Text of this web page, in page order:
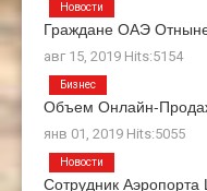
Граждане ОАЭ
авг 15, 2019 Hits:5154
Новости
Объем Онлайн-
янв 01, 2019 Hits:5055
Бизнес
Сотрудник
Новости